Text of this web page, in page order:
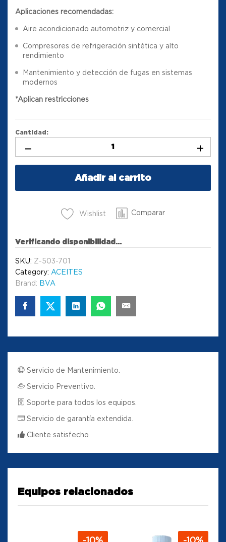
Aplicaciones recomendadas:
Aire acondicionado automotriz y comercial
Compresores de refrigeración sintética y alto
rendimiento
Mantenimiento y detección de fugas en sistemas
modernos
*Aplican restricciones
Cantidad:
Añadir al carrito
Wishlist Comparar
Verificando disponibilidad...
SKU: Z-503-701
Category: ACEITES
Brand: BVA
Servicio de Mantenimiento.
Servicio Preventivo.
Soporte para todos los equipos.
Servicio de garantía extendida.
Cliente satisfecho
Equipos relacionados